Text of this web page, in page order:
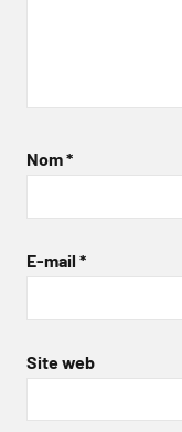
Nom*
E-mail *
Site web